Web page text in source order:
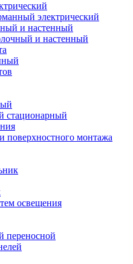
электрический
и настенный
и настенный
стационарный
поверхностного монтажа
освещения
переносной